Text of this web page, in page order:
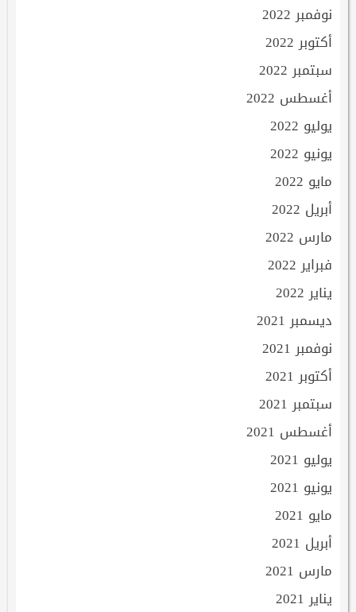
نوفمبر 2022
أكتوبر 2022
سبتمبر 2022
أغسطس 2022
يوليو 2022
يونيو 2022
مايو 2022
أبريل 2022
مارس 2022
فبراير 2022
يناير 2022
ديسمبر 2021
نوفمبر 2021
أكتوبر 2021
سبتمبر 2021
أغسطس 2021
يوليو 2021
يونيو 2021
مايو 2021
أبريل 2021
مارس 2021
يناير 2021